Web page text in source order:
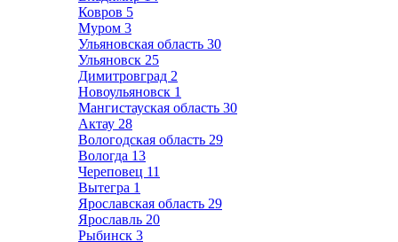
Ковров 5
Муром 3
Ульяновская область 30
Ульяновск 25
Димитровград 2
Новоульяновск 1
Мангистауская область 30
Актау 28
Вологодская область 29
Вологда 13
Череповец 11
Вытегра 1
Ярославская область 29
Ярославль 20
Рыбинск 3